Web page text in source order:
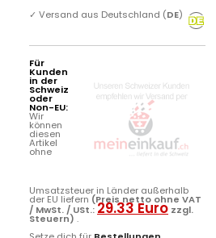
✓ Versand aus Deutschland (DE)
Für
Kunden
in der
Schweiz
oder
Non-EU:
Wir
können
diesen
Artikel
ohne
Umsatzsteuer in Länder außerhalb
der EU liefern (Preis netto ohne VAT
/ MwSt. / USt.:29.33 Euro zzgl.
Steuern) .